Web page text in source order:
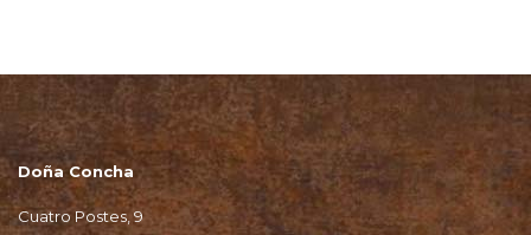
Doña Concha
Cuatro Postes, 9